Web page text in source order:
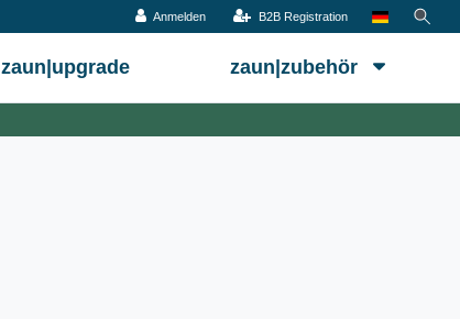
Anmelden B2B Registration
zaun|upgrade zaun|zubehör